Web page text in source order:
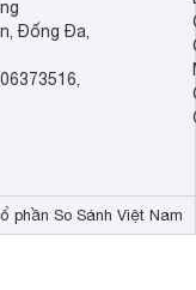
Đống Đa,
phần So Sánh Việt Nam